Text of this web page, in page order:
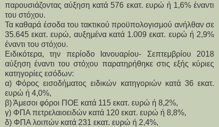
παρουσιάζοντας αύξηση κατά 576 εκατ. ευρώ ή 1,6% έναντι
του στόχου.
Τα καθαρά έσοδα του τακτικού προϋπολογισμού ανήλθαν σε
35.645 εκατ. ευρώ, αυξημένα κατά 1.009 εκατ. ευρώ ή 2,9%
έναντι του στόχου.
Ειδικότερα, την περίοδο Ιανουαρίου- Σεπτεμβρίου 2018
αύξηση έναντι του στόχου παρατηρήθηκε στις εξής κύριες
κατηγορίες εσόδων:
α) Φόρος εισοδήματος ειδικών κατηγοριών κατά 36 εκατ.
ευρώ ή 4,0%,
β) Άμεσοι φόροι ΠΟΕ κατά 115 εκατ. ευρώ ή 8,2%,
γ) ΦΠΑ πετρελαιοειδών κατά 120 εκατ. ευρώ ή 8,8%,
δ) ΦΠΑ λοιπών κατά 231 εκατ. ευρώ ή 2,4%,